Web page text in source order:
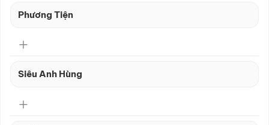
Phương Tiện
Siêu Anh Hùng